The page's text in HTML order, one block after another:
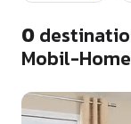
0
Mobil-